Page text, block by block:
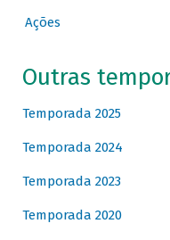
Ações
Outras
Temporada 2025
Temporada 2024
Temporada 2023
Temporada 2020